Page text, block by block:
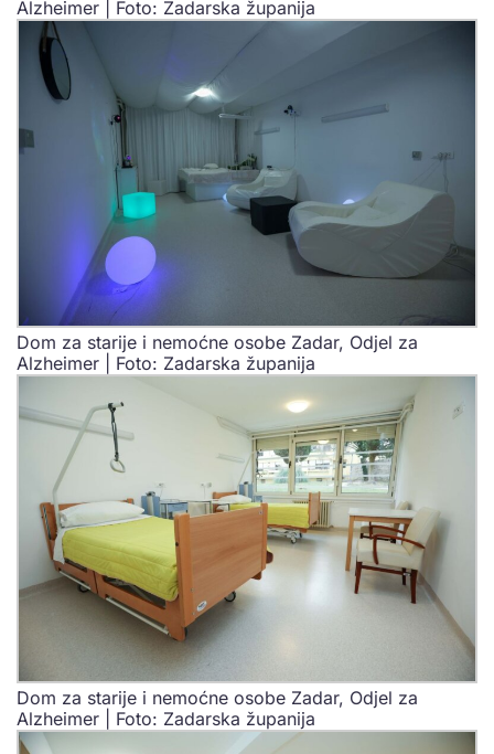
Alzheimer | Foto: Zadarska županija
Dom za starije i nemoćne osobe Zadar, Odjel za
Alzheimer | Foto: Zadarska županija
Dom za starije i nemoćne osobe Zadar, Odjel za
Alzheimer | Foto: Zadarska županija